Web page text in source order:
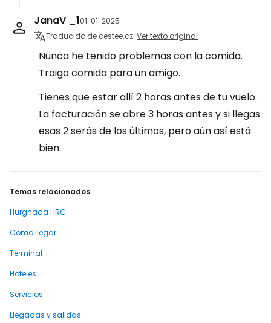
JanaV _101. 01. 2025
Traducido de cestee.cz Ver texto original
Nunca he tenido problemas con la comida.
Traigo comida para un amigo.
Tienes que estar allí 2 horas antes de tu vuelo.
La facturación se abre 3 horas antes y si llegas
esas 2 serás de los últimos, pero aún así está
bien.
Temas relacionados
Hurghada HRG
Cómo llegar
Terminal
Hoteles
Servicios
Llegadas y salidas